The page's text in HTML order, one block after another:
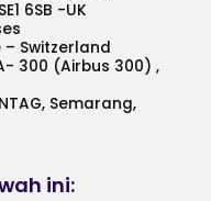
6SB -UK
Switzerland
300 (Airbus 300) ,
Semarang,
ini: